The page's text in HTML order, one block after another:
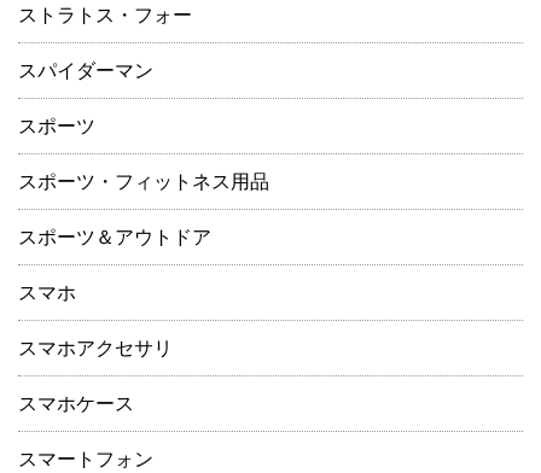
ストラトス・フォー
スパイダーマン
スポーツ
スポーツ・フィットネス用品
スポーツ＆アウトドア
スマホ
スマホアクセサリ
スマホケース
スマートフォン